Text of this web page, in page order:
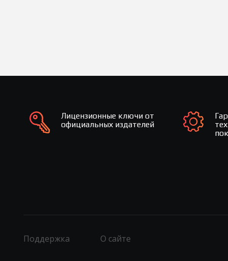
Лицензионные ключи от
официальных издателей
Поддержка О сайте